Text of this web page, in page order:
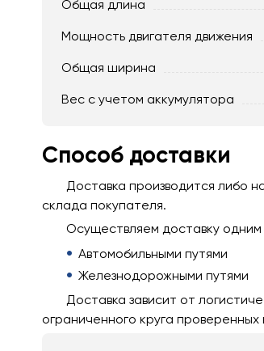
Общая длина
Мощность двигателя движения
Общая ширина
Вес с учетом аккумулятора
Способ доставки
Доставка производится либо
склада покупателя.
Осуществляем доставку одним
Автомобильными путями
Железнодорожными путями
Доставка зависит от
ограниченного круга